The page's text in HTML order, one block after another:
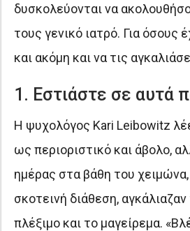
δυσκολεύονται να
τους γενικό ιατρό. Για όσους
και ακόμη και να τις
1. Εστιάστε σε αυτά
Η ψυχολόγος Kari Leibowitz
ως περιοριστικό και άβολο,
ημέρας στα βάθη του
σκοτεινή διάθεση,
πλέξιμο και το μαγείρεμα.